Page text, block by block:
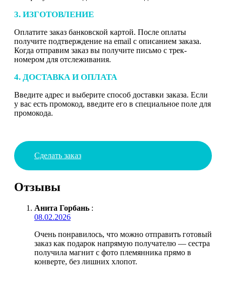
3. ИЗГОТОВЛЕНИЕ
Оплатите заказ банковской картой. После оплаты
получите подтверждение на email с описанием заказа.
Когда отправим заказ вы получите письмо с трек-
номером для отслеживания.
4. ДОСТАВКА И ОПЛАТА
Введите адрес и выберите способ доставки заказа. Если
у вас есть промокод, введите его в специальное поле для
промокода.
Сделать заказ
Отзывы
Анита Горбань :
08.02.2026
Очень понравилось, что можно отправить готовый
заказ как подарок напрямую получателю — сестра
получила магнит с фото племянника прямо в
конверте, без лишних хлопот.